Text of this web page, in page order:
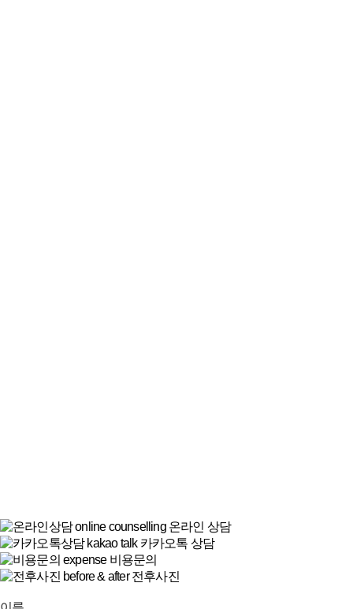
online counselling 온라인 상담
kakao talk 카카오톡 상담
expense 비용문의
before & after 전후사진